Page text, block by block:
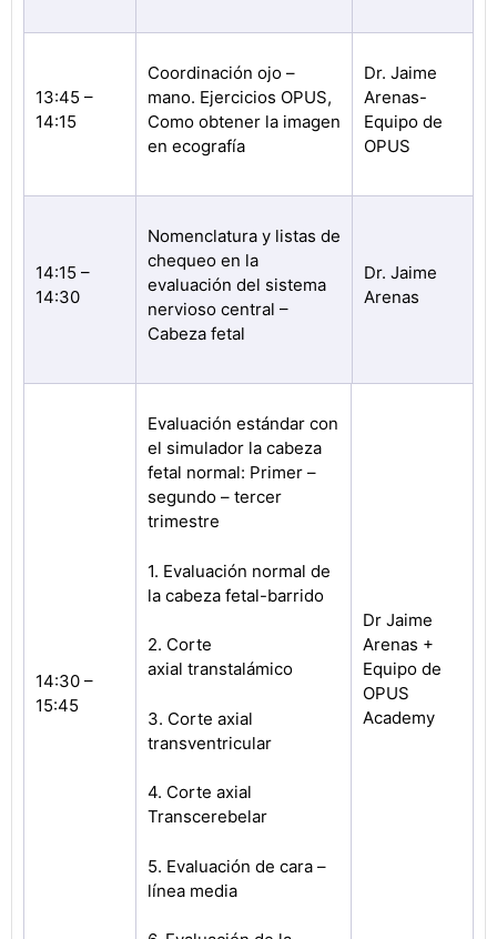
13:45 –
14:15
Coordinación ojo –
mano. Ejercicios OPUS,
Como obtener la imagen
en ecografía
Dr. Jaime
Arenas-
Equipo de
OPUS
14:15 –
14:30
Nomenclatura y listas de
chequeo en la
evaluación del sistema
nervioso central –
Cabeza fetal
Dr. Jaime
Arenas
14:30 –
15:45
Evaluación estándar con
el simulador la cabeza
fetal normal: Primer –
segundo – tercer
trimestre
1. Evaluación normal de
la cabeza fetal-barrido
2. Corte
axial transtalámico
3. Corte axial
transventricular
4. Corte axial
Transcerebelar
5. Evaluación de cara –
línea media
Dr Jaime
Arenas +
Equipo de
OPUS
Academy